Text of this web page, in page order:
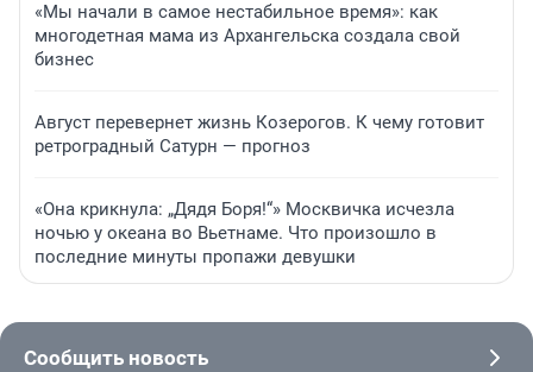
«Мы начали в самое нестабильное время»: как
многодетная мама из Архангельска создала свой
бизнес
Август перевернет жизнь Козерогов. К чему готовит
ретроградный Сатурн — прогноз
«Она крикнула: „Дядя Боря!“» Москвичка исчезла
ночью у океана во Вьетнаме. Что произошло в
последние минуты пропажи девушки
Сообщить новость